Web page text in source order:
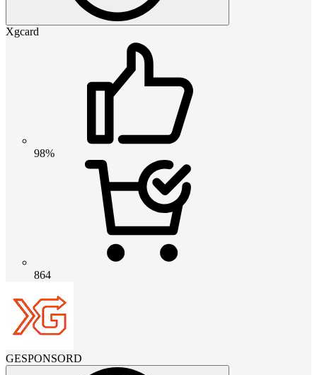
Xgcard
98%
864
GESPONSORD